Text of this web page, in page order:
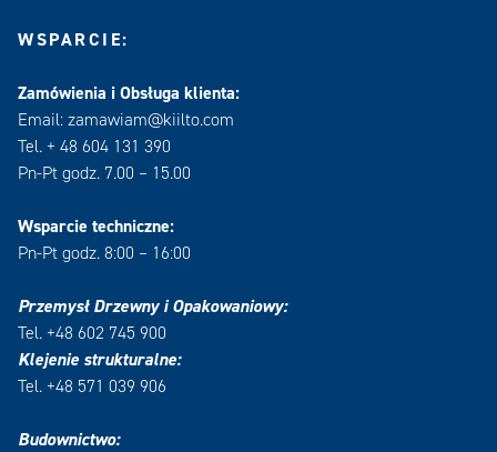
WSPARCIE:
Zamówienia i Obsługa klienta:
Email: zamawiam@kiilto.com
Tel. + 48 604 131 390
Pn-Pt godz. 7.00 – 15.00
Wsparcie techniczne:
Pn-Pt godz. 8:00 – 16:00
Przemysł Drzewny i Opakowaniowy:
Tel. +48 602 745 900
Klejenie strukturalne:
Tel. +48 571 039 906
Budownictwo: